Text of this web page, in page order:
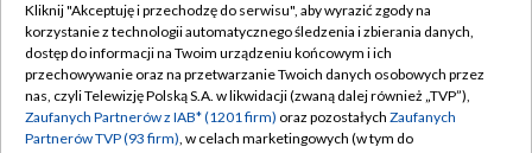
TVP
Abonament TVP
Emisja w TVP
Regulamin TVP
Polityka prywatności
Kliknij "Akceptuję i przechodzę do serwisu", aby wyrazić zgody na
korzystanie z technologii automatycznego śledzenia i zbierania danych,
dostęp do informacji na Twoim urządzeniu końcowym i ich
przechowywanie oraz na przetwarzanie Twoich danych osobowych przez
nas, czyli Telewizję Polską S.A. w likwidacji (zwaną dalej również „TVP”),
Zaufanych Partnerów z IAB* (1201 firm) oraz pozostałych Zaufanych
Partnerów TVP (93 firm), w celach marketingowych (w tym do